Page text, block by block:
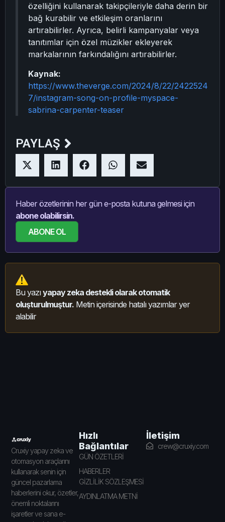
özelliğini kullanarak takipçileriyle daha derin bir
bağ kurabilir ve etkileşim oranlarını
artırabilirler. Ayrıca, belirli kampanyalar veya
tanıtımlar için özel müzikler ekleyerek
markalarının farkındalığını artırabilirler.
Kaynak:
https://www.theverge.com/2024/8/22/2422524
7/instagram-song-on-profile-myspace-
sabrina-carpenter-teaser
PAYLAŞ
Haber özetlerinin her gün e-posta kutuna gelmesi için
abone olabilirsin.
ABONE OL
Bu yazıyapay zeka destekli olarak otomatik
oluşturulmuştur. Metin içerisinde hatalı yazımlar yer
alabilir
Cruxiy yapay zeka ve
otomasyon araçlarını
kullanarak senin için
güncel pazarlama
haberlerini okur, özetler,
önemli noktalarını
işaretler ve sana e-
Hızlı
Bağlantılar
GÜN ÖZETLERİ
HABERLER
GİZLİLİK SÖZLEŞMESİ
AYDINLATMA METNİ
İletişim
crew@cruxiy.com